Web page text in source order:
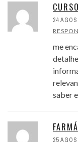
24
me
saber
25